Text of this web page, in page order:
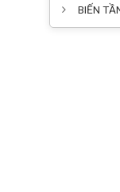
BIẾN